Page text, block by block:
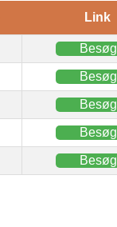
Link
Besøg
Besøg
Besøg
Besøg
Besøg